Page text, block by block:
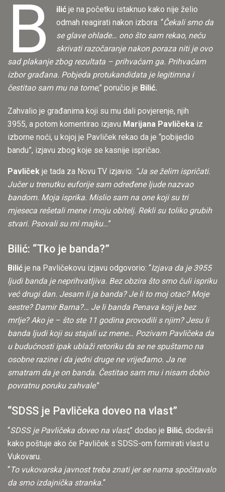
B ilić je na početku istaknuo kako nije želio
odmah reagirati nakon izbora: “Čekali smo da
se glave ohlade… ono što sam rekao, neću
skrivati razočaranje nakon poraza niti je ovo
sad plakanje zbog rezultata – prihvaćam ga. Prihvaćam
izbor građana. Pobjeda protukandidata je legitimna i
čestitao sam mu na tome,” poručio je Bilić.
Zahvalio je građanima koji su mu dali povjerenje, njih
3955, a potom komentirao izjavu Marijana Pavličeka iz
izborne noći, u kojoj je Pavliček rekao da je “pobijedio
bandu”, izjavu zbog koje se kasnije ispričao.
Pavliček je tada za Novu TV izjavio: “Ja se želim ispričati.
Jučer u trenutku euforije sam određene ljude nazvao
bandom. Moja isprika. Mislio sam na one koji su tri
mjeseca rešetali mene i moju obitelj. Rekli su toliko grubih
stvari. Psovali su mi majku...”
Bilić: “Tko je banda?”
Bilić je na Pavličekovu izjavu odgovorio: “Izjava da je 3955
ljudi banda je neprihvatljiva. Bez obzira što smo čuli ispriku
već drugi dan. Jesam li ja banda? Je li to moj otac? Moje
sestre? Damir Barna?… Je li banda Penava koji je bez
mrlje? Ako je – što ste 11 godina provodili s njim? Jesu li
banda ljudi koji su stajali uz mene… Pozivam Pavličeka da
u budućnosti ipak ublaži retoriku da se ne spuštamo na
osobne razine i da jedni druge ne vrijeđamo. Ja ne
smatram da je on banda. Čestitao sam mu i nisam dobio
povratnu poruku zahvale.”
“SDSS je Pavličeka doveo na vlast”
“SDSS je Pavličeka doveo na vlast,” dodao je Bilić, dodavši
kako poštuje ako će Pavliček s SDSS-om formirati vlast u
Vukovaru.
“To vukovarska javnost treba znati jer se nama spočitavalo
da smo izdajnička stranka.“